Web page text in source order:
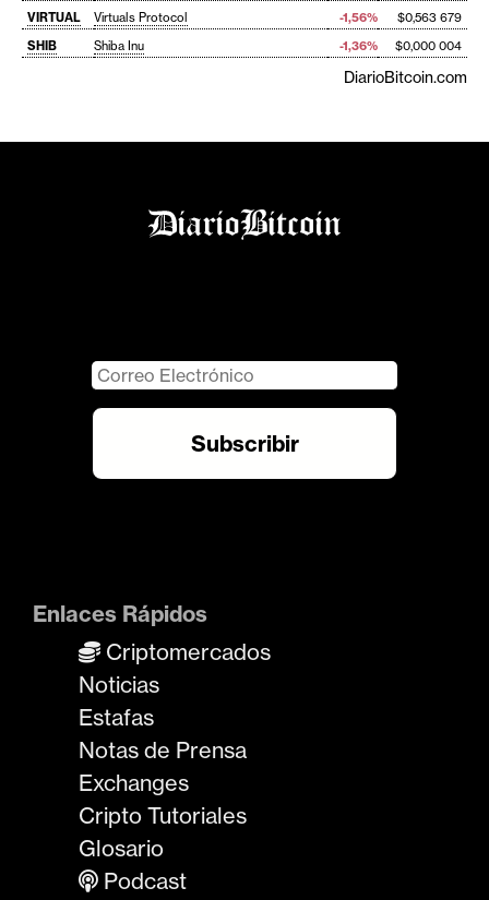
VIRTUAL
Virtuals Protocol -1,56%
$0,563 679
SHIB
Shiba Inu -1,36% $0,000 004
DiarioBitcoin.com
Enlaces Rápidos
Criptomercados
Noticias
Estafas
Notas de Prensa
Exchanges
Cripto Tutoriales
Glosario
Podcast